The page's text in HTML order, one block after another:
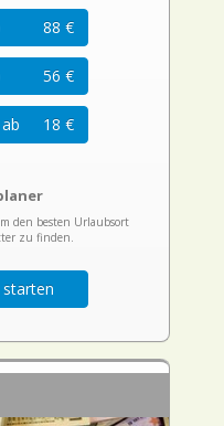
88 €
56 €
18 €
den besten Urlaubsort
zu finden.